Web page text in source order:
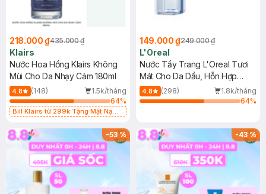
218.000 ₫435.000 ₫
Klairs
Nước Hoa Hồng Klairs Không
Mùi Cho Da Nhạy Cảm 180ml
4.8 (148)
1.5k/tháng
64%
Bill Klairs từ 299k Tặng Mặt Nạ
25ml (SL Có Hạn)
149.000 ₫249.000 ₫
L'Oreal
Nước Tẩy Trang L'Oreal Tươi
Mát Cho Da Dầu, Hỗn Hợp
400ml
4.8 (298)
1.8k/tháng
64%
-53% -43%